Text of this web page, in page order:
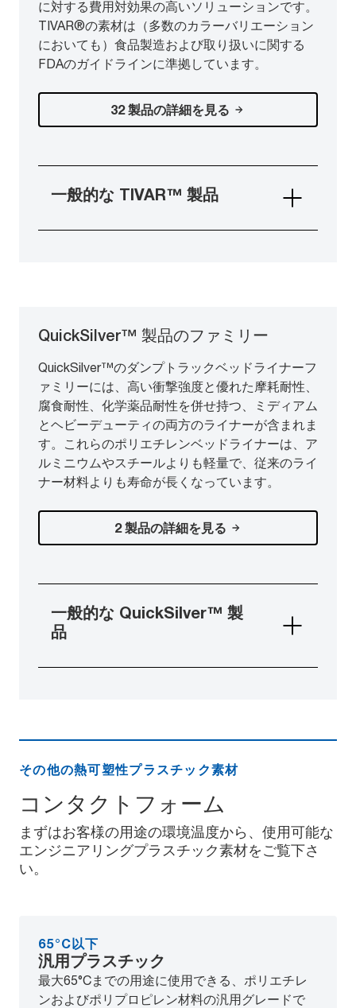
に対する費用対効果の高いソリューションです。
TIVAR®の素材は（多数のカラーバリエーション
においても）食品製造および取り扱いに関する
FDAのガイドラインに準拠しています。
32 製品の詳細を見る
一般的な TIVAR™ 製品
QuickSilver™ 製品のファミリー
QuickSilver™のダンプトラックベッドライナーフ
ァミリーには、高い衝撃強度と優れた摩耗耐性、
腐食耐性、化学薬品耐性を併せ持つ、ミディアム
とヘビーデューティの両方のライナーが含まれま
す。これらのポリエチレンベッドライナーは、ア
ルミニウムやスチールよりも軽量で、従来のライ
ナー材料よりも寿命が長くなっています。
2 製品の詳細を見る
一般的な QuickSilver™ 製
品
その他の熱可塑性プラスチック素材
コンタクトフォーム
まずはお客様の用途の環境温度から、使用可能な
エンジニアリングプラスチック素材をご覧下さ
い。
65°C以下
汎用プラスチック
最大65°Cまでの用途に使用できる、ポリエチレ
ンおよびポリプロピレン材料の汎用グレードで